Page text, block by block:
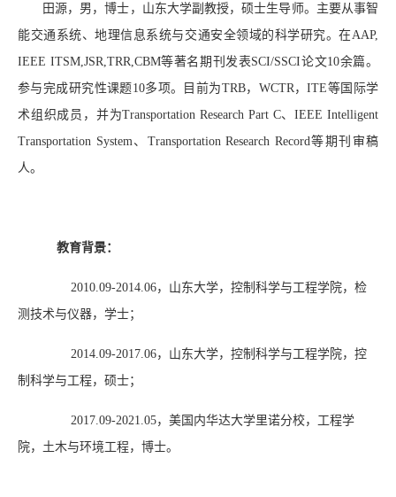
田源，男，博士，山东大学副教授，硕士生导师。主要从事智
能交通系统、地理信息系统与交通安全领域的科学研究。在AAP,
IEEE ITSM,JSR,TRR,CBM等著名期刊发表SCI/SSCI论文10余篇。
参与完成研究性课题 10多项。目前为TRB，WCTR，ITE等国际学
术组织成员，并为Transportation Research Part C、IEEE Intelligent
Transportation System、Transportation Research Record 等期刊审稿
人。
教育背景：
2010.09-2014.06，山东大学，控制科学与工程学院，检
测技术与仪器，学士；
2014.09-2017.06，山东大学，控制科学与工程学院，控
制科学与工程，硕士；
2017.09-2021.05，美国内华达大学里诺分校，工程学
院，土木与环境工程，博士。